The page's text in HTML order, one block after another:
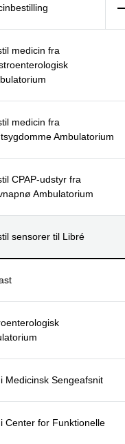
medicin fra
medicin fra
Ambulatorium
CPAP-udstyr fra
Ambulatorium
sensorer til Libré
Medicinsk Sengeafsnit
Center for Funktionelle